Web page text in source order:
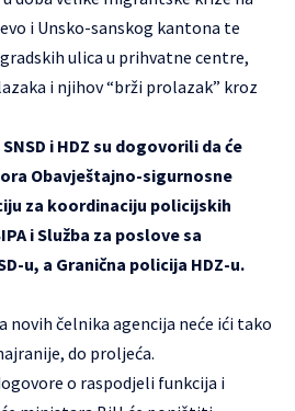
i Unsko-sanskog kantona te
ulica u prihvatne centre,
i njihov “brži prolazak” kroz
i HDZ su dogovorili da će
Obavještajno-sigurnosne
za koordinaciju policijskih
i Služba za poslove sa
u, a Granična policija HDZ-u.
novih čelnika agencija neće ići tako
do proljeća.
o raspodjeli funkcija i